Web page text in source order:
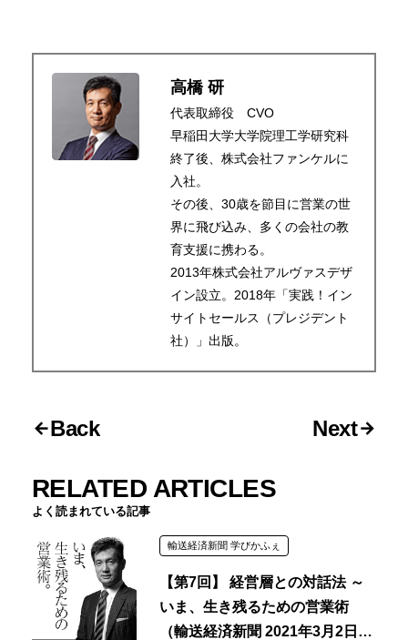
高橋 研
代表取締役 CVO
早稲田大学大学院理工学研究科
終了後、株式会社ファンケルに
入社。
その後、30歳を節目に営業の世
界に飛び込み、多くの会社の教
育支援に携わる。
2013年株式会社アルヴァスデザ
イン設立。2018年「実践！イン
サイトセールス（プレジデント
社）」出版。
Back Next
RELATED ARTICLES
よく読まれている記事
【第7回】 経営層との対話法 ～
いま、生き残るための営業術
（輸送経済新聞 2021年3月2日掲
輸送経済新聞 学びかふぇ